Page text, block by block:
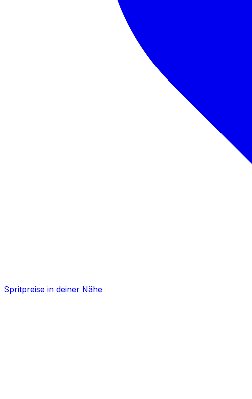
Spritpreise in deiner Nähe